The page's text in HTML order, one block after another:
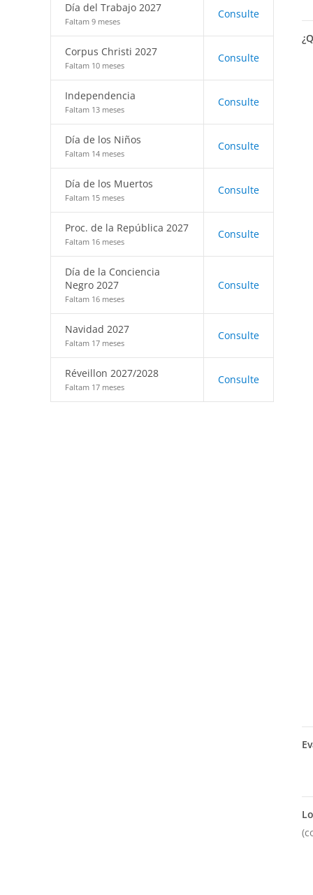
Día del Trabajo 2027
Faltam 9 meses
Consulte
Corpus Christi 2027
Faltam 10 meses
Consulte
Independencia
Faltam 13 meses
Consulte
Día de los Niños
Faltam 14 meses
Consulte
Día de los Muertos
Faltam 15 meses
Consulte
Proc. de la República 2027
Faltam 16 meses
Consulte
Día de la Conciencia
Negro 2027
Faltam 16 meses
Consulte
Navidad 2027
Faltam 17 meses
Consulte
Réveillon 2027/2028
Faltam 17 meses
Consulte